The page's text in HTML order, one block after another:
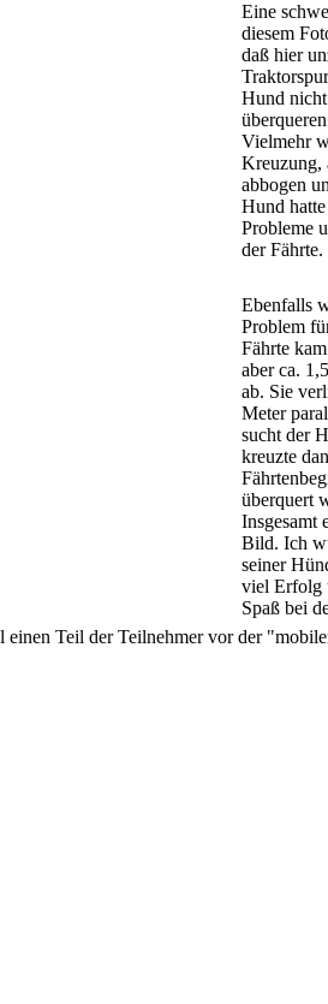
Eine
diesem
daß hier
Hund
Vielmehr
Kreuzung,
abbogen
Hund
Probleme
der Fährte.
Ebenfalls
Problem
Fährte
aber ca.
ab. Sie
Meter
sucht der
kreuzte
überquert
Insgesamt
Bild. Ich
seiner
viel Erfolg
Spaß bei
Teil der Teilnehmer vor der